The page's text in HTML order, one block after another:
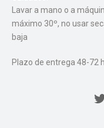
Lavar a mano o a
máximo 30º, no usar
baja
Plazo de entrega 48-72